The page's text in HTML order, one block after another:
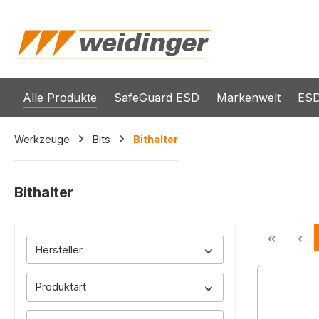
Alle Produkte SafeGuard ESD Markenwelt
Werkzeuge Bits Bithalter
Bithalter
Hersteller
Produktart